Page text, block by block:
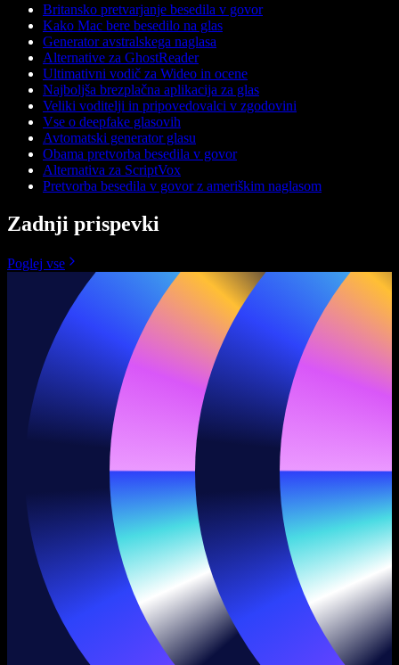
Britansko pretvarjanje besedila v govor
Kako Mac bere besedilo na glas
Generator avstralskega naglasa
Alternative za GhostReader
Ultimativni vodič za Wideo in ocene
Najboljša brezplačna aplikacija za glas
Veliki voditelji in pripovedovalci v zgodovini
Vse o deepfake glasovih
Avtomatski generator glasu
Obama pretvorba besedila v govor
Alternativa za ScriptVox
Pretvorba besedila v govor z ameriškim naglasom
Zadnji prispevki
Poglej vse